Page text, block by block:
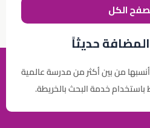
حديثاً
من بين أكثر من مدرسة عالمية
خدمة البحث بالخريطة.
الكل